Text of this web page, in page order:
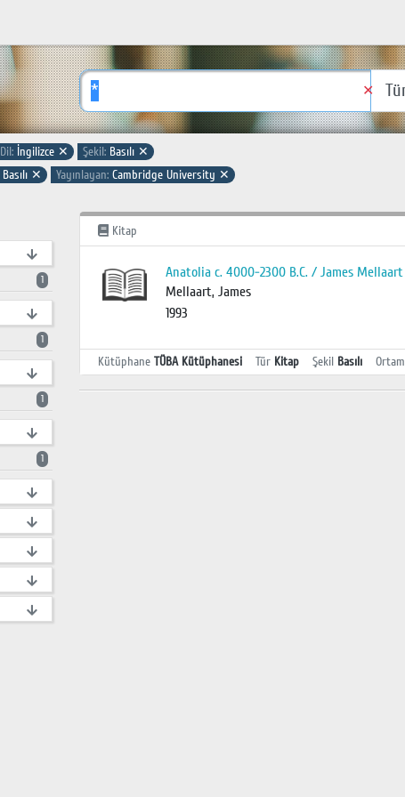
✕
Dil: İngilizce ✕ Şekil: Basılı ✕
Basılı ✕ Yayınlayan: Cambridge University ✕
1
1
1
1
Kitap
Anatolia c. 4000-2300 B.C. / James Mellaart
Mellaart, James
1993
Kütüphane TÜBA Kütüphanesi Tür Kitap Şekil Basılı Ortam